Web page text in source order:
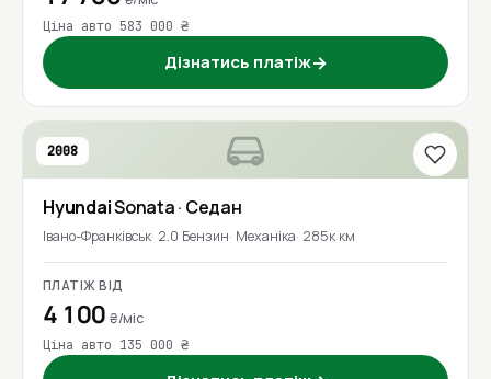
Ціна авто 583 000 ₴
Дізнатись платіж→
2008
HyundaiSonata· Седан
Івано-Франківськ 2.0 Бензин Механіка 285к км
ПЛАТІЖ ВІД
4 100₴/міс
Ціна авто 135 000 ₴